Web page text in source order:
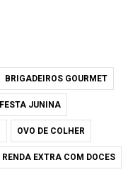
BRIGADEIROS GOURMET
FESTA JUNINA
OVO DE COLHER
RENDA EXTRA COM DOCES